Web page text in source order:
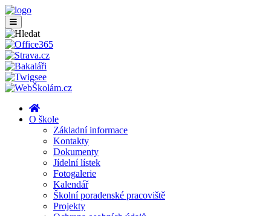
O škole
Základní informace
Kontakty
Dokumenty
Jídelní lístek
Fotogalerie
Kalendář
Školní poradenské pracoviště
Projekty